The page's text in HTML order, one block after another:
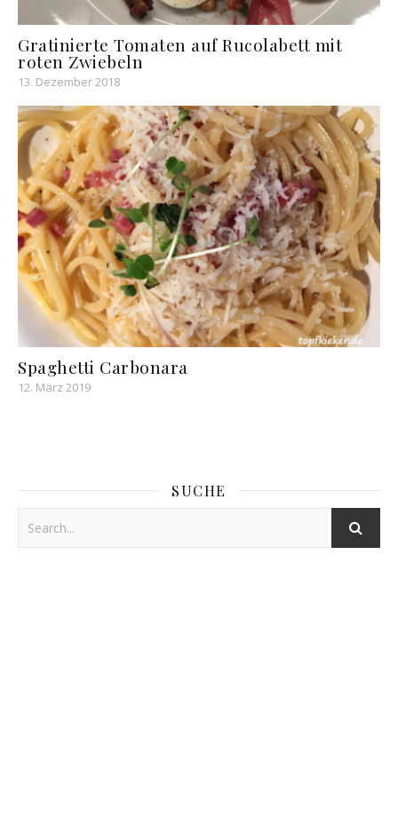
Gratinierte Tomaten auf Rucolabett mit
roten Zwiebeln
13. Dezember 2018
Spaghetti Carbonara
12. März 2019
SUCHE